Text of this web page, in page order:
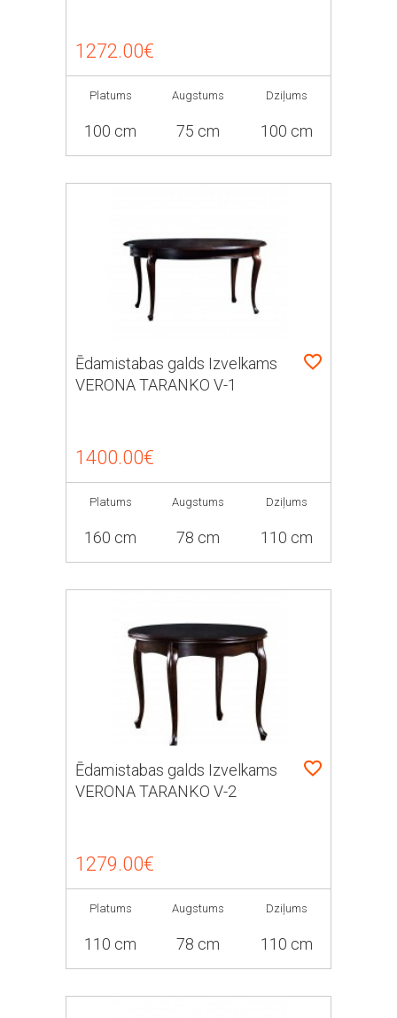
1272.00€
Platums
100 cm
Augstums
75 cm
Dziļums
100 cm
Ēdamistabas galds Izvelkams
VERONA TARANKO V-1
1400.00€
Platums
160 cm
Augstums
78 cm
Dziļums
110 cm
Ēdamistabas galds Izvelkams
VERONA TARANKO V-2
1279.00€
Platums
110 cm
Augstums
78 cm
Dziļums
110 cm